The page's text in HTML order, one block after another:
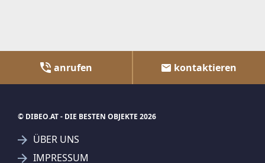
anrufen kontaktieren
© DIBEO.AT - DIE BESTEN OBJEKTE 2026
ÜBER UNS
IMPRESSUM